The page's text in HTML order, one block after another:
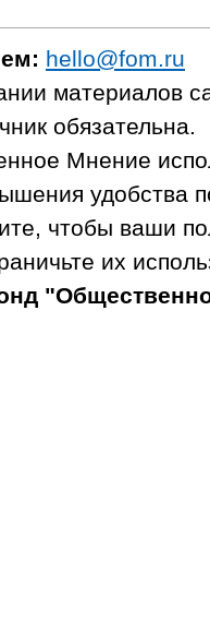
hello@fom.ru
материалов
обязательна.
Мнение
удобства
чтобы ваши
их